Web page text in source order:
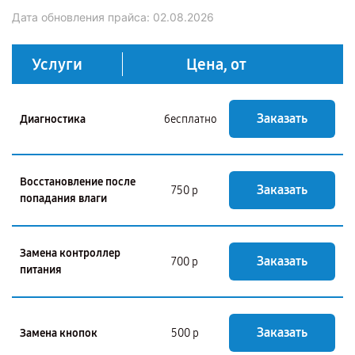
Дата обновления прайса: 02.08.2026
Услуги Цена, от
Диагностика бесплатно Заказать
Восстановление после
попадания влаги
750 р Заказать
Замена контроллер
питания
700 р Заказать
Замена кнопок 500 р Заказать